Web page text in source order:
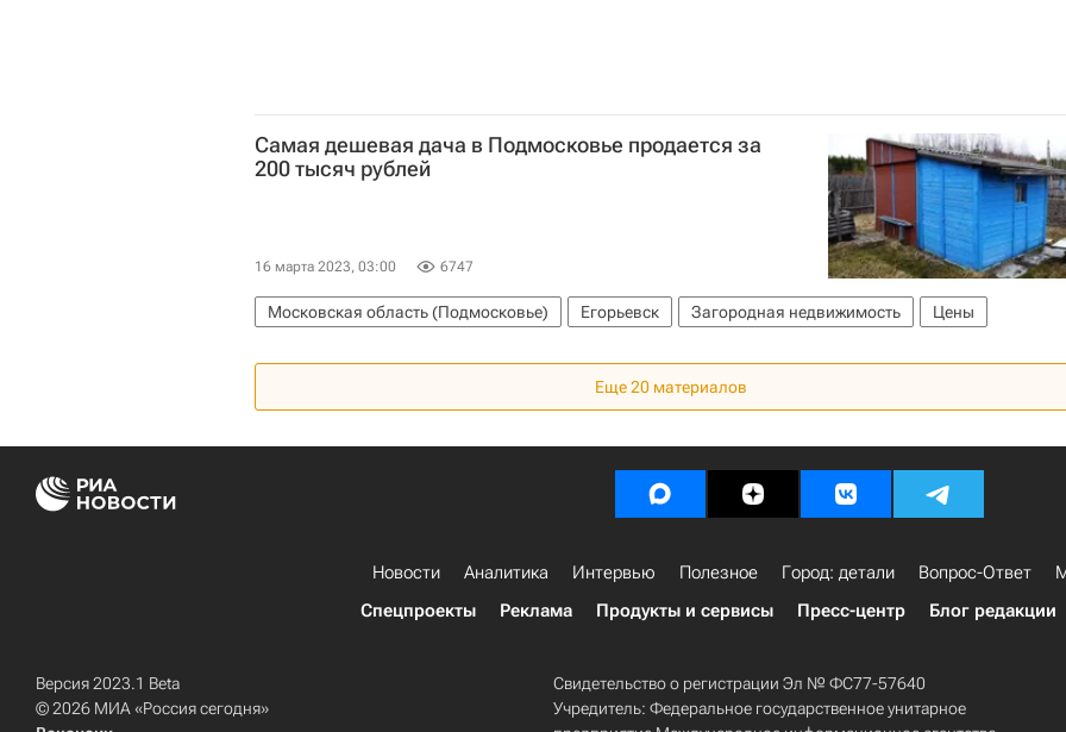
Самая дешевая дача в Подмосковье продается за
200 тысяч рублей
16 марта 2023, 03:00 6747
Московская область (Подмосковье) Егорьевск Загородная недвижимость Цены
Еще 20 материалов
Новости Аналитика Интервью Полезное Город: детали Вопрос-Ответ
Спецпроекты
Реклама Продукты и сервисы Пресс-центр Блог редакции
Версия 2023.1 Beta
© 2026 МИА «Россия сегодня»
Свидетельство о регистрации Эл № ФС77-57640
Учредитель: Федеральное государственное унитарное